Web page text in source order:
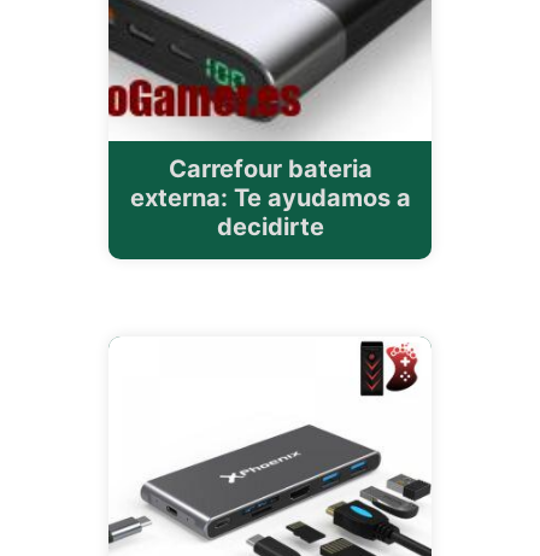
Carrefour bateria
externa: Te ayudamos a
decidirte